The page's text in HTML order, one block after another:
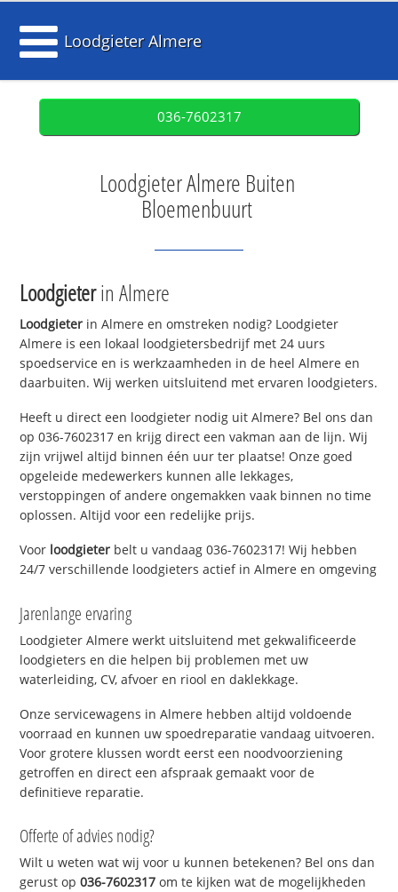
Loodgieter Almere
036-7602317
Loodgieter Almere Buiten
Bloemenbuurt
Loodgieterin Almere
Loodgieter in Almere en omstreken nodig? Loodgieter
Almere is een lokaal loodgietersbedrijf met 24 uurs
spoedservice en is werkzaamheden in de heel Almere en
daarbuiten. Wij werken uitsluitend met ervaren loodgieters.
Heeft u direct een loodgieter nodig uit Almere? Bel ons dan
op 036-7602317 en krijg direct een vakman aan de lijn. Wij
zijn vrijwel altijd binnen één uur ter plaatse! Onze goed
opgeleide medewerkers kunnen alle lekkages,
verstoppingen of andere ongemakken vaak binnen no time
oplossen. Altijd voor een redelijke prijs.
Voor loodgieter belt u vandaag 036-7602317! Wij hebben
24/7 verschillende loodgieters actief in Almere en omgeving
Jarenlange ervaring
Loodgieter Almere werkt uitsluitend met gekwalificeerde
loodgieters en die helpen bij problemen met uw
waterleiding, CV, afvoer en riool en daklekkage.
Onze servicewagens in Almere hebben altijd voldoende
voorraad en kunnen uw spoedreparatie vandaag uitvoeren.
Voor grotere klussen wordt eerst een noodvoorziening
getroffen en direct een afspraak gemaakt voor de
definitieve reparatie.
Offerte of advies nodig?
Wilt u weten wat wij voor u kunnen betekenen? Bel ons dan
gerust op036-7602317 om te kijken wat de mogelijkheden